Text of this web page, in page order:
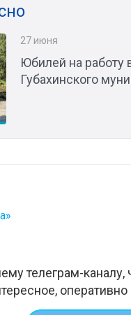
27 июня
Юбилей на работу
Губахинского
телеграм-